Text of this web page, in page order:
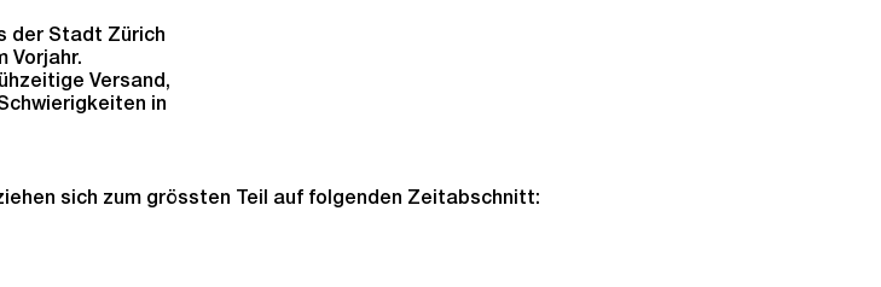
der Stadt Zürich
Vorjahr.
Versand,
in
sich zum grössten Teil auf folgenden Zeitabschnitt: